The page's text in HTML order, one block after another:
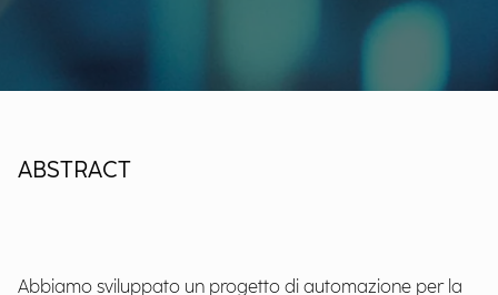
ABSTRACT
Abbiamo sviluppato un progetto di automazione per la